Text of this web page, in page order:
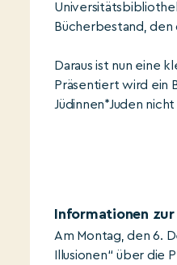
Bücherbestand, den
Daraus ist nun eine
Präsentiert wird ein
Jüdinnen*Juden
Informationen
Am Montag, den 6.
Illusionen“ über die